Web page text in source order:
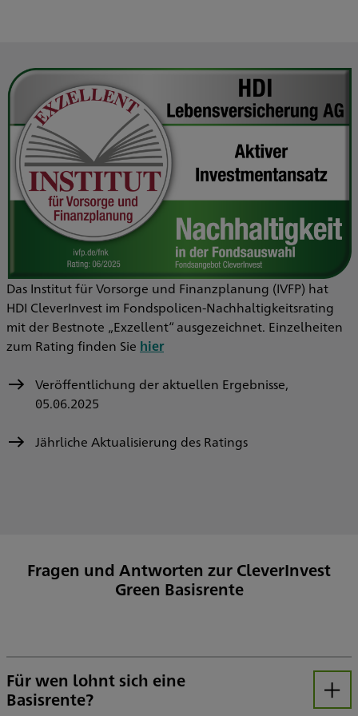
Das Institut für Vorsorge und Finanzplanung (IVFP) hat
HDI CleverInvest im Fondspolicen-Nachhaltigkeitsrating
mit der Bestnote „Exzellent“ ausgezeichnet. Einzelheiten
zum Rating finden Sie hier
Veröffentlichung der aktuellen Ergebnisse,
05.06.2025
Jährliche Aktualisierung des Ratings
Fragen und Antworten zur CleverInvest
Green Basisrente
Für wen lohnt sich eine
Basisrente?